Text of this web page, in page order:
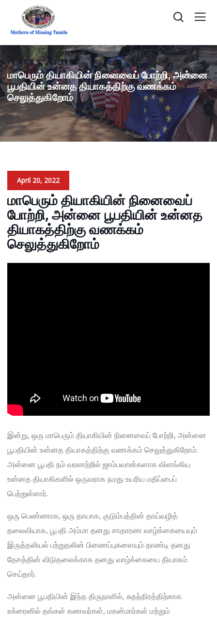
மாபெரும் தியாகியின் நினைவைப் போற்றி, அன்னை
பூபதியின் உன்னத தியாகத்திற்கு வணக்கம்
செலுத்துகிறோம்
April 20, 2022
மாபெரும் தியாகியின் நினைவைப்
போற்றி, அன்னை பூபதியின் உன்னத
தியாகத்திற்கு வணக்கம்
செலுத்துகிறோம்
இன்று, ஒரு மாபெரும் தியாகியின் நினைவைப் போற்றி, அன்னை
பூபதியின் உன்னத தியாகத்திற்கு வணக்கம் செலுத்துகிறோம்.
அன்னை பூபதி நம் வரலாற்றில் ஜாம்பவான்களாக விளங்கிய
உன்னத தியாகிகளில் ஒருவராக நமது உயரிய மதிப்பைப்
பெற்றுள்ளார்.
ஒரு பெண்ணாக, ஒரு தாயாக, குடும்பத்தின் தாய்வழித்
தலைவியாக, பூபதி அம்மா தனது சாதாரண வாழ்க்கையையும்
இருத்தலியல் பற்றுதலின் பிணைப்புகளையும் தாண்டி தனது
தேசத்தின் விடுதலைக்காக தனது வாழ்க்கையை தியாகம்
செய்தார்.
அன்னை பூபதியின் இந்த திருநாளில், சுதந்திரத்திற்காக
உக்ரைனில் தங்கள் கணவர்கள், மகன்மார்கள் மற்றும்